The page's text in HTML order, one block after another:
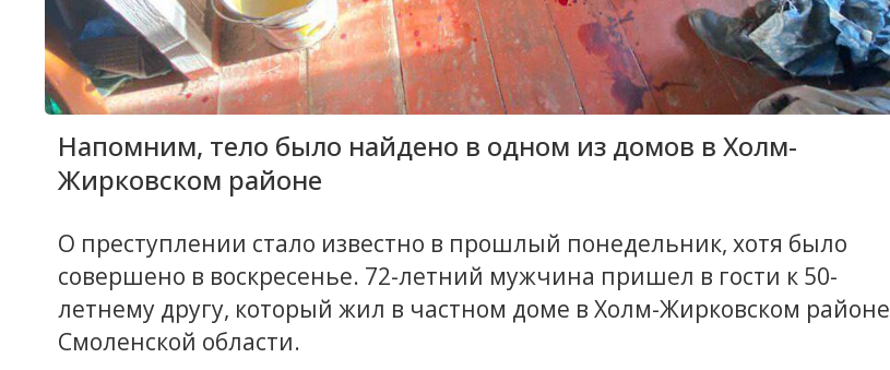
Напомним, тело было найдено в одном из домов в Холм-
Жирковском районе
О преступлении стало известно в прошлый понедельник, хотя было
совершено в воскресенье. 72-летний мужчина пришел в гости к 50-
летнему другу, который жил в частном доме в Холм-Жирковском районе
Смоленской области.